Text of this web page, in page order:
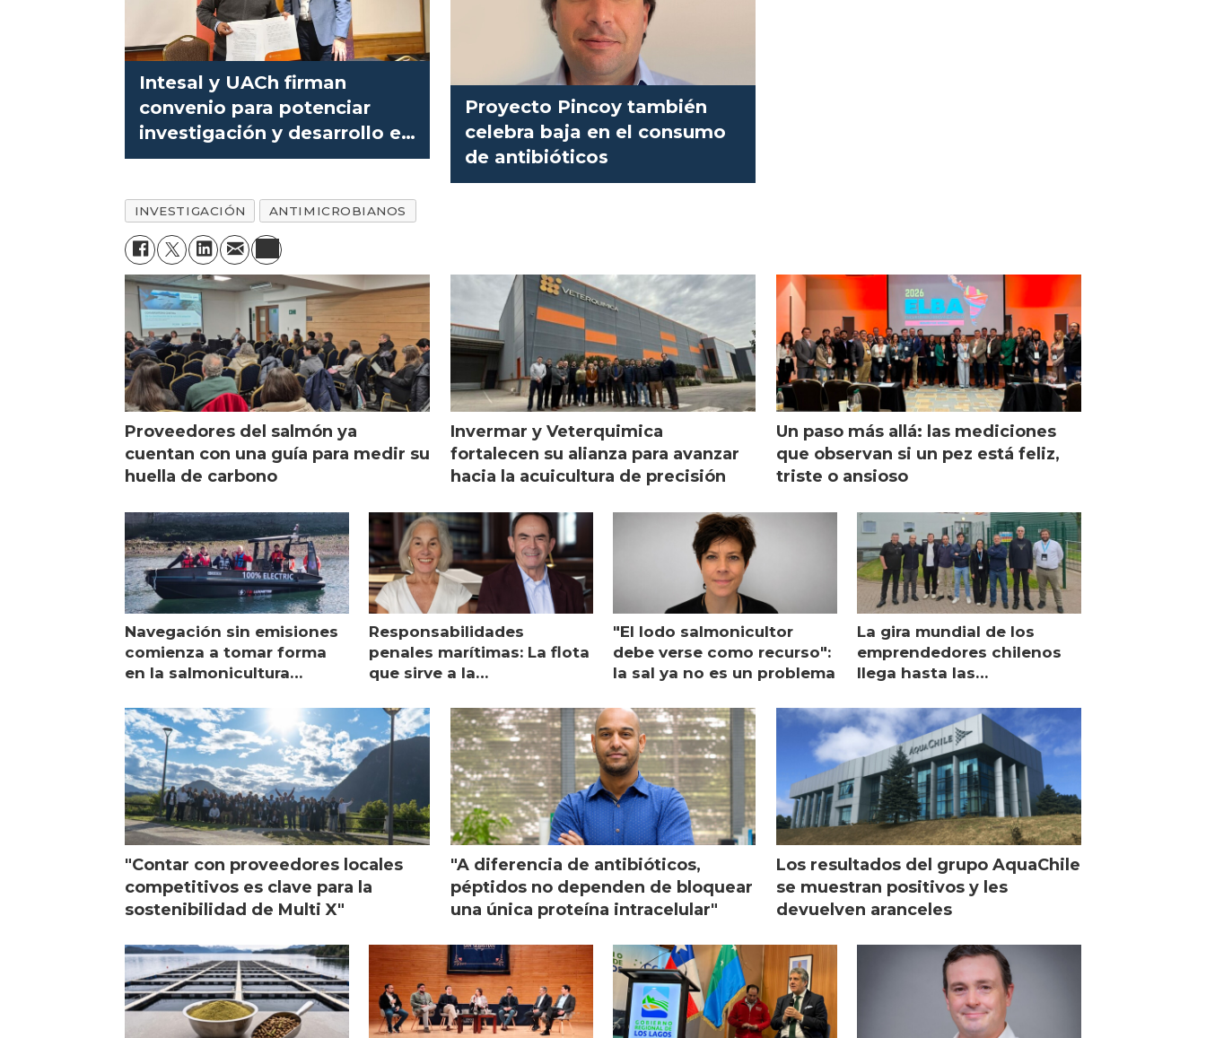
Intesal y UACh firman
convenio para potenciar
investigación y desarrollo en
salmonicultura
Proyecto Pincoy también
celebra baja en el consumo
de antibióticos
INVESTIGACIÓN ANTIMICROBIANOS
Proveedores del salmón ya
cuentan con una guía para medir su
huella de carbono
Invermar y Veterquimica
fortalecen su alianza para avanzar
hacia la acuicultura de precisión
Un paso más allá: las mediciones
que observan si un pez está feliz,
triste o ansioso
Navegación sin emisiones
comienza a tomar forma
en la salmonicultura
Responsabilidades
penales marítimas: La flota
que sirve a la
visión
"El lodo salmonicultor
debe verse como recurso":
la sal ya no es un problema
La gira mundial de los
emprendedores chilenos
llega hasta las
Escocia
"Contar con proveedores locales
competitivos es clave para la
sostenibilidad de Multi X"
"A diferencia de antibióticos,
péptidos no dependen de bloquear
una única proteína intracelular"
Los resultados del grupo AquaChile
se muestran positivos y les
devuelven aranceles